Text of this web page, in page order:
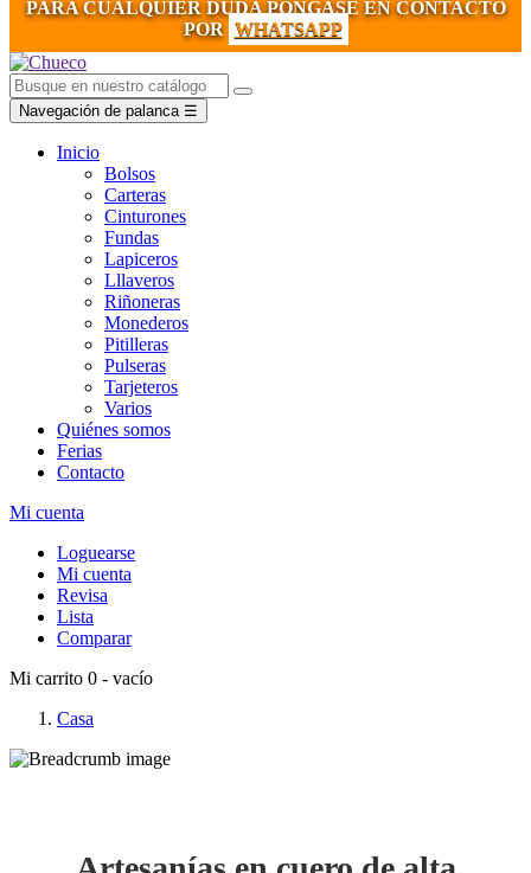
PARA CUALQUIER DUDA PÓNGASE EN CONTACTO
POR WHATSAPP
Navegación de palanca ☰
Inicio
Bolsos
Carteras
Cinturones
Fundas
Lapiceros
Lllaveros
Riñoneras
Monederos
Pitilleras
Pulseras
Tarjeteros
Varios
Quiénes somos
Ferias
Contacto
Mi cuenta
Loguearse
Mi cuenta
Revisa
Lista
Comparar
Mi carrito 0 - vacío
Casa